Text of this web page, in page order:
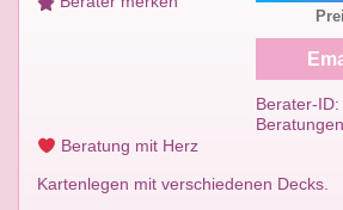
Beratung mit Herz
Kartenlegen mit verschiedenen Decks.
Berater-ID: